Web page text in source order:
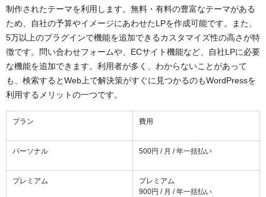
制作されたテーマを利用します。無料・有料の豊富なテーマがある
ため、自社の予算やイメージにあわせたLPを作成可能です。また、
5万以上のプラグインで機能を追加できるカスタマイズ性の高さが特
徴です。問い合わせフォームや、ECサイト機能など、自社LPに必要
な機能を追加できます。利用者が多く、わからないことがあって
も、検索するとWeb上で解決策がすぐに見つかるのもWordPressを
利用するメリットの一つです。
プラン 費用
パーソナル 500円 / 月 / 年一括払い
プレミアム
プレミアム
900円 / 月 / 年一括払い